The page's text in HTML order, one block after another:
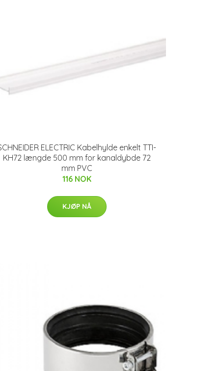
ELECTRIC Kabelhylde enkelt TTI-
KH72 længde 500 mm for kanaldybde 72
mm PVC
116 NOK
KJØP NÅ